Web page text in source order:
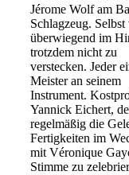
Jérome Wolf am
Schlagzeug.
überwiegend im
trotzdem nicht zu
verstecken. Jeder
Meister an seinem
Instrument.
Yannick Eichert,
regelmäßig die
Fertigkeiten im
mit Véronique
Stimme zu